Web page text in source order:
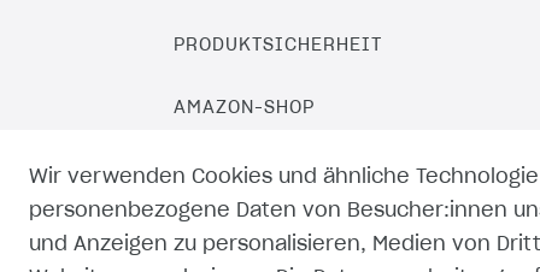
PRODUKTSICHERHEIT
AMAZON-SHOP
EBAY-SHOP
KAUFLAND-SHOP
Wir verwenden Cookies und ähnliche
personenbezogene Daten von Besucher:innen
und Anzeigen zu personalisieren, Medien von